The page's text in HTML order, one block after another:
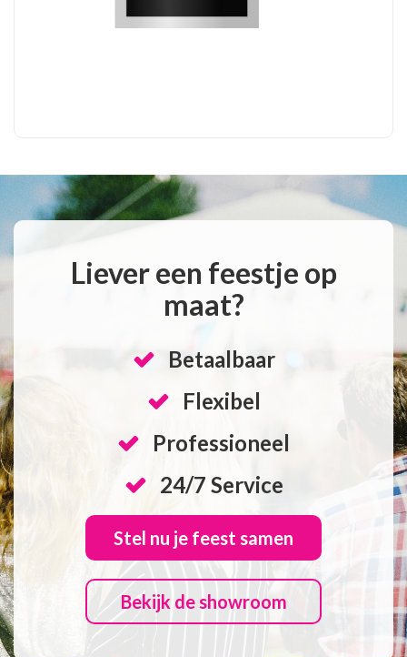
Liever een feestje op
maat?
Betaalbaar
Flexibel
Professioneel
24/7 Service
Stel nu je feest samen
Bekijk de showroom